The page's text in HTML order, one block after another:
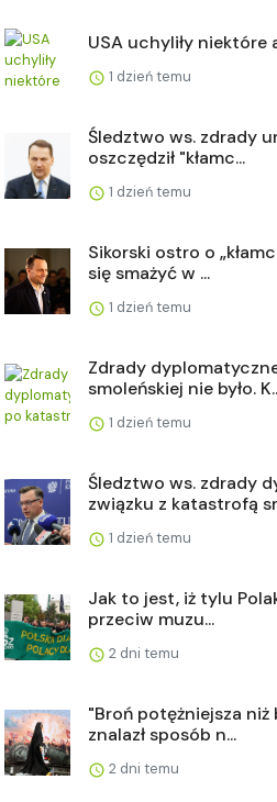
USA uchyliły niektóre
1 dzień temu
Śledztwo ws. zdrady
oszczędził "kłamc...
1 dzień temu
Sikorski ostro o
się smażyć w ...
1 dzień temu
Zdrady
smoleńskiej nie było.
1 dzień temu
Śledztwo ws. zdrady
związku z katastrofą
1 dzień temu
Jak to jest, iż tylu
przeciw muzu...
2 dni temu
"Broń potężniejsza
znalazł sposób n...
2 dni temu